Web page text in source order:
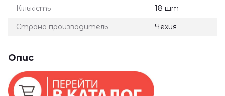
Кількість 18 шт
Страна производитель Чехия
Опис